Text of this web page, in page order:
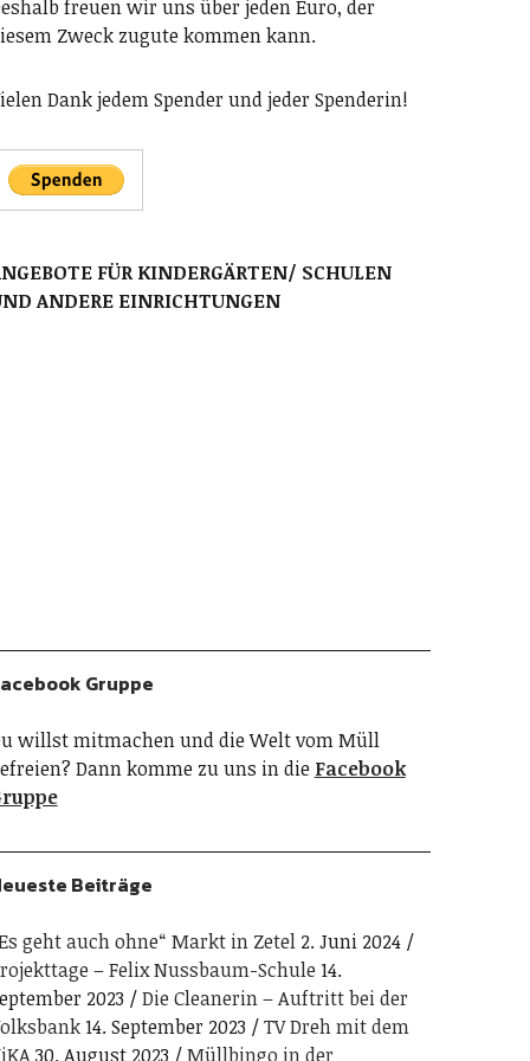
freuen wir uns über jeden Euro, der
Zweck zugute kommen kann.
Dank jedem Spender und jeder Spenderin!
FÜR KINDERGÄRTEN/ SCHULEN
ANDERE EINRICHTUNGEN
Gruppe
willst mitmachen und die Welt vom Müll
Dann komme zu uns in die Facebook
Beiträge
geht auch ohne“ Markt in Zetel 2. Juni 2024
– Felix Nussbaum-Schule 14.
2023
Die Cleanerin – Auftritt bei der
14. September 2023
TV Dreh mit dem
30. August 2023 Müllbingo in der